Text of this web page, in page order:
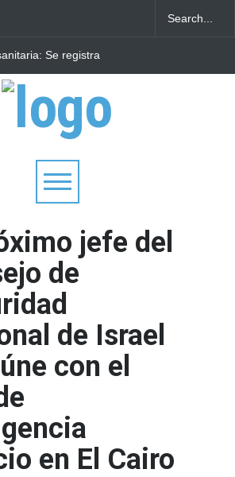
Se registra
Nilo Occidental en
año
tribunales rabínicos se
jefe del
de
de Israel
con el
en El Cairo